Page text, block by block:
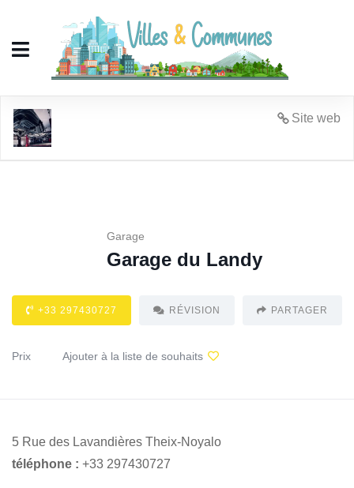
Site web
Garage
Garage du Landy
+33 297430727 RÉVISION PARTAGER
Prix Ajouter à la liste de souhaits
5 Rue des Lavandières Theix-Noyalo
téléphone : +33 297430727